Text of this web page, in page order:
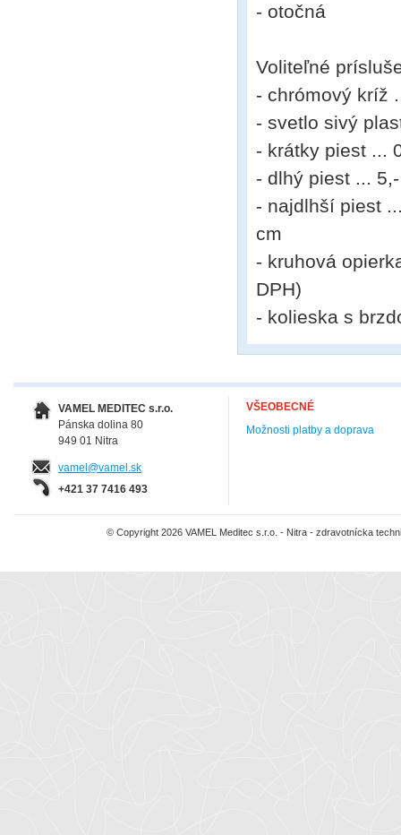
- otočná
Voliteľné
- chrómový kríž
- svetlo sivý
- krátky piest ...
- dlhý piest ...
- najdlhší piest
cm
- kruhová
DPH)
- kolieska s
VAMEL MEDITEC s.r.o.
Pánska dolina 80
949 01 Nitra
vamel@vamel.sk
+421 37 7416 493
VŠEOBECNÉ
Možnosti platby a doprava
© Copyright 2026 VAMEL Meditec s.r.o. - Nitra - zdravotnícka